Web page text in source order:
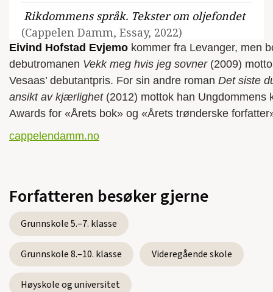
Rikdommens språk. Tekster om oljefondet
(Cappelen Damm, Essay, 2022)
Den nye årstiden(Cappelen Damm,
Roman, 2022)
Kvelningsminner(Cappelen Damm,
Lyrikk, 2016)
Velkommen til oss
Det siste du skal se er et ansikt av
kjærlighet(Cappelen Damm, Roman, 2012)
Vekk meg hvis jeg sovner
Damm, Roman, 2009)
Eivind Hofstad Evjemo kommer fra Levanger, men
debutromanen Vekk meg hvis jeg sovner(2009)
Vesaas’ debutantpris. For sin andre roman Det siste
ansikt av kjærlighet(2012) mottok han Ungdommens
Awards for «Årets bok» og «Årets trønderske
cappelendamm.no
Forfatteren besøker gjerne
Grunnskole 5.–7. klasse
Grunnskole 8.–10. klasse Videregående skole
Høyskole og universitet